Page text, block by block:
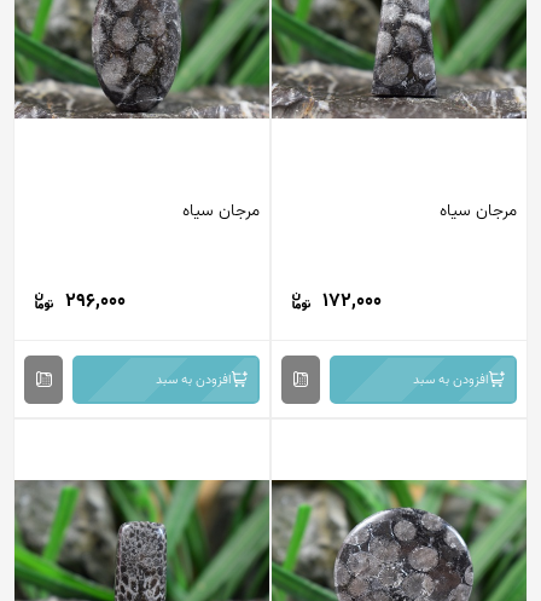
مرجان سیاه
172,000
افزودن به سبد
مرجان سیاه
296,000
افزودن به سبد